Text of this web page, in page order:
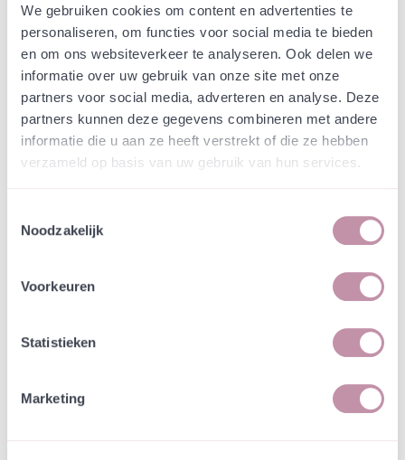
We gebruiken cookies om content en advertenties te
personaliseren, om functies voor social media te bieden
en om ons websiteverkeer te analyseren. Ook delen we
informatie over uw gebruik van onze site met onze
partners voor social media, adverteren en analyse. Deze
partners kunnen deze gegevens combineren met andere
informatie die u aan ze heeft verstrekt of die ze hebben
verzameld op basis van uw gebruik van hun services.
Noodzakelijk
Voorkeuren
Statistieken
Marketing
peen en Muskuskaasjeskruid.
Ontwikkeling
De witte of rozeschermvormige bloemtuilen van
Duizendblad verschijnen vanaf mei en bloeien
door totdat de nachtvorsten ze dwingen te
stoppen.
Duizendblad wordt bestoven door zweefvliegen en
wilde bijen, zoals de Wormkruidbij, Duinmaskerbij,
bereiken is, komen ook veel kevers en vlinders op
de plant af, zoals de Kleine vuurvlinder en Kleine
en Zwarthoekbladroller.
Duizendblad combineert mooi met Vlasbekje,